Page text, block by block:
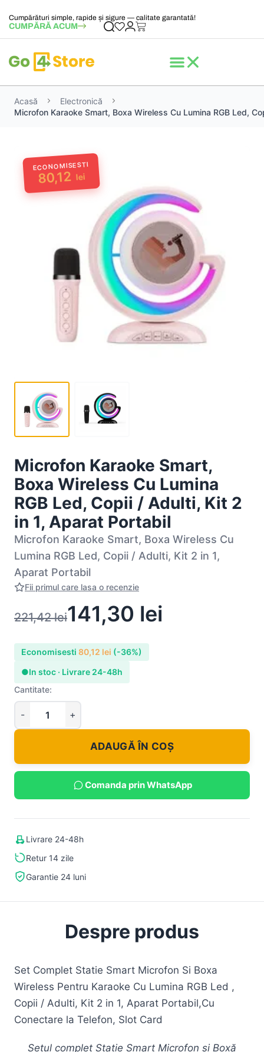
Cumpărături simple, rapide și sigure — calitate garantată!
CUMPĂRĂ ACUM
Acasă
Electronică
Microfon Karaoke Smart, Boxa Wireless Cu Lumina RGB Led,
ECONOMISESTI
80,12 lei
Microfon Karaoke Smart,
Boxa Wireless Cu Lumina
RGB Led, Copii / Adulti, Kit 2
in 1, Aparat Portabil
Microfon Karaoke Smart, Boxa Wireless Cu
Lumina RGB Led, Copii / Adulti, Kit 2 in 1,
Aparat Portabil
Fii primul care lasa o recenzie
221,42lei141,30 lei
Economisesti 80,12 lei (-36%)
●In stoc · Livrare 24-48h
Cantitate:
ADAUGĂ ÎN COȘ
Comanda prin WhatsApp
Livrare 24-48h
Retur 14 zile
Garantie 24 luni
Despre produs
Set Complet Statie Smart Microfon Si Boxa
Wireless Pentru Karaoke Cu Lumina RGB Led ,
Copii / Adulti, Kit 2 in 1, Aparat Portabil,Cu
Conectare la Telefon, Slot Card
Setul complet Statie Smart Microfon și Boxă